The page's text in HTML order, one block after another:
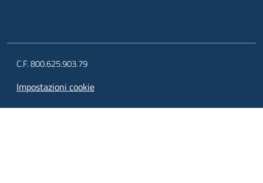
C.F. 800.625.903.79
Impostazioni cookie